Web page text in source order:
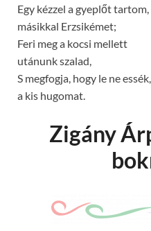
Egy kézzel a gyeplőt tartom,
másikkal Erzsikémet;
Feri meg a kocsi mellett
utánunk szalad,
S megfogja, hogy le ne essék,
a kis hugomat.
Zigány